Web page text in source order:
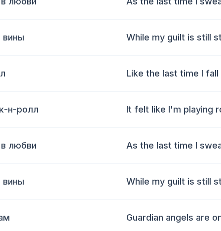
вины While my guilt is still
Like the last time I
н-ролл It felt like I'm playing
любви As the last time I
вины While my guilt is still
Guardian angels are